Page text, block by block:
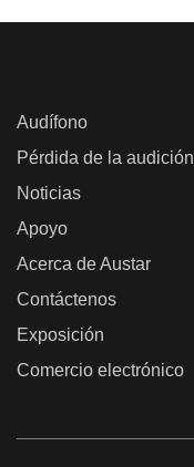
Audífono
Pérdida de la audición
Noticias
Apoyo
Acerca de Austar
Contáctenos
Exposición
Comercio electrónico